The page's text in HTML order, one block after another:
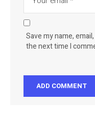
Save my name,
the next time I